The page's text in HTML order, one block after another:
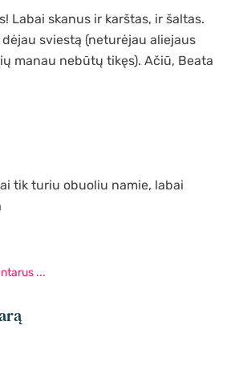
Labai skanus ir karštas, ir šaltas.
sviestą (neturėjau aliejaus
manau nebūtų tikęs). Ačiū, Beata
tik turiu obuoliu namie, labai
...